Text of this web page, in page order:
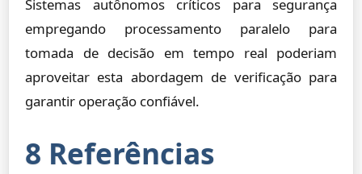
Sistemas autônomos críticos para segurança
empregando processamento paralelo para
tomada de decisão em tempo real poderiam
aproveitar esta abordagem de verificação para
garantir operação confiável.
8 Referências